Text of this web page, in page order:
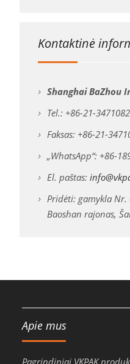
Kontaktinė
Shanghai BaZhou
Tel.: +86-21-
Faksas: +86-21-
„WhatsApp“: +86-
El. paštas:
Pridėti: gamykla Nr.
Baoshan rajonas,
Apie mus
Pagrindiniai VKPAK